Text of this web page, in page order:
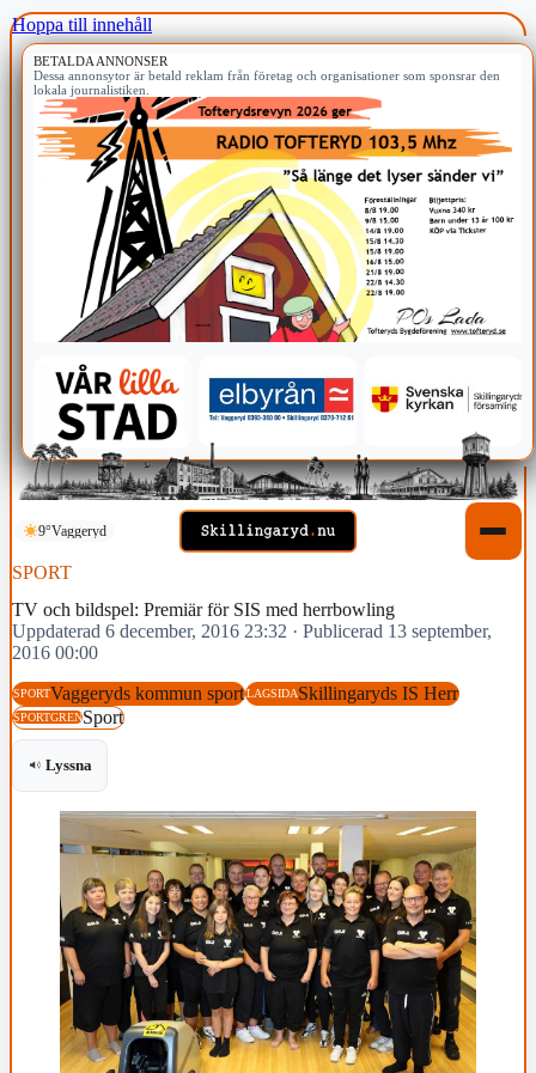
Hoppa till innehåll
BETALDA ANNONSER
Dessa annonsytor är betald reklam från företag och organisationer som sponsrar den
lokala journalistiken.
9°Vaggeryd
SPORT
TV och bildspel: Premiär för SIS med herrbowling
Uppdaterad 6 december, 2016 23:32 · Publicerad 13 september,
2016 00:00
SPORTVaggeryds kommun sportLAGSIDASkillingaryds IS Herr
SPORTGRENSport
Lyssna